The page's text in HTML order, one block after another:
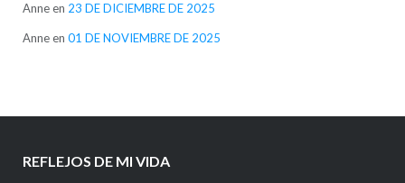
Anneen 23 DE DICIEMBRE DE 2025
Anneen 01 DE NOVIEMBRE DE 2025
REFLEJOS DE MI VIDA